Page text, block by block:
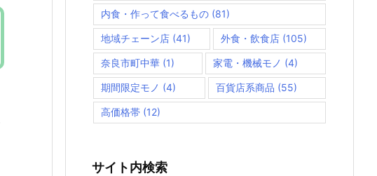
内食・作って食べるもの (81)
地域チェーン店 (41) 外食・飲食店(105)
奈良市町中華 (1) 家電・機械モノ (4)
期間限定モノ (4) 百貨店系商品 (55)
高価格帯 (12)
サイト内検索